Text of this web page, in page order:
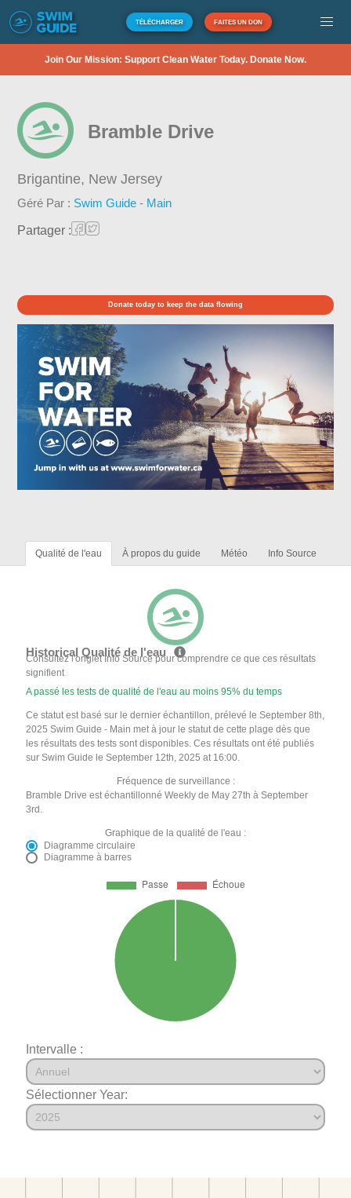
TÉLÉCHARGER FAITES UN DON
Join Our Mission: Support Clean Water Today. Donate Now.
Bramble Drive
Brigantine, New Jersey
Géré Par : Swim Guide - Main
Partager :
Donate today to keep the data flowing
Qualité de l'eau À propos du guide Météo Info Source
Historical Qualité de l'eau
Consultez l'onglet Info Source pour comprendre ce que ces résultats
signifient
A passé les tests de qualité de l'eau au moins 95% du temps
Ce statut est basé sur le dernier échantillon, prélevé le September 8th,
2025 Swim Guide - Main met à jour le statut de cette plage dès que
les résultats des tests sont disponibles. Ces résultats ont été publiés
sur Swim Guide le September 12th, 2025 at 16:00.
Fréquence de surveillance :
Bramble Drive est échantillonné Weekly de May 27th à September
3rd.
Graphique de la qualité de l'eau :
Diagramme circulaire
Diagramme à barres
Intervalle :
Sélectionner Year: